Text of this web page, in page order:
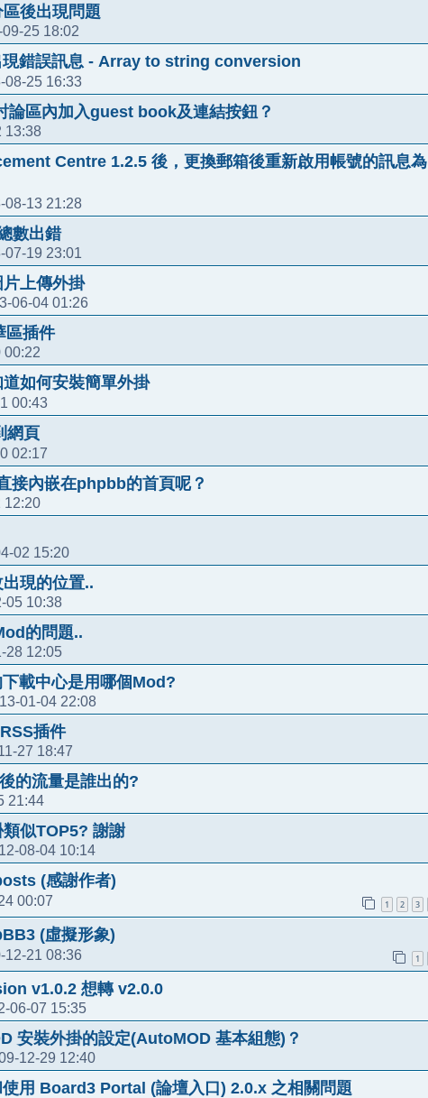
後出現問題
25 18:02
現錯誤訊息 - Array to string conversion
08-25 16:33
區內加入guest book及連結按鈕？
13:38
Centre 1.2.5 後，更換郵箱後重新啟用帳號的訊息為
08-13 21:28
數出錯
07-19 23:01
上傳外掛
06-04 01:26
區插件
00:22
如何安裝簡單外掛
00:43
網頁
02:17
接內嵌在phpbb的首頁呢？
12:20
02 15:20
現的位置..
05 10:38
的問題..
28 12:05
載中心是用哪個Mod?
01-04 22:08
插件
27 18:47
的流量是誰出的?
21:44
似TOP5? 謝謝
08-04 10:14
(感謝作者)
00:07 1 2 3
(虛擬形象)
12-21 08:36 1
v1.0.2 想轉 v2.0.0
06-07 15:35
安裝外掛的設定(AutoMOD 基本組態)？
12-29 12:40
用 Board3 Portal (論壇入口) 2.0.x 之相關問題